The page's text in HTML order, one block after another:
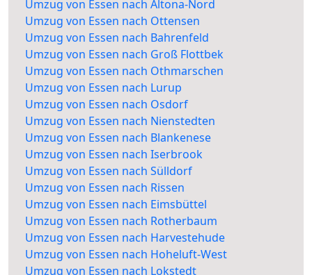
Umzug von Essen nach Altona-Nord
Umzug von Essen nach Ottensen
Umzug von Essen nach Bahrenfeld
Umzug von Essen nach Groß Flottbek
Umzug von Essen nach Othmarschen
Umzug von Essen nach Lurup
Umzug von Essen nach Osdorf
Umzug von Essen nach Nienstedten
Umzug von Essen nach Blankenese
Umzug von Essen nach Iserbrook
Umzug von Essen nach Sülldorf
Umzug von Essen nach Rissen
Umzug von Essen nach Eimsbüttel
Umzug von Essen nach Rotherbaum
Umzug von Essen nach Harvestehude
Umzug von Essen nach Hoheluft-West
Umzug von Essen nach Lokstedt